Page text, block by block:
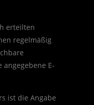
erteilten
regelmäßig
E-
ist die Angabe